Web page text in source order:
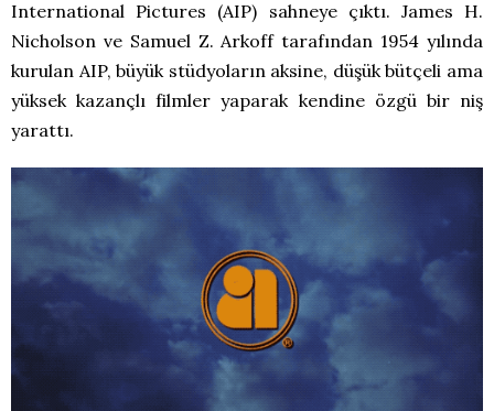
International Pictures (AIP) sahneye çıktı. James H.
Nicholson ve Samuel Z. Arkoff tarafından 1954 yılında
kurulan AIP, büyük stüdyoların aksine, düşük bütçeli ama
yüksek kazançlı filmler yaparak kendine özgü bir niş
yarattı.